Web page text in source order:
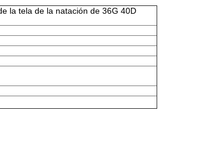
la tela de la natación de 36G 40D